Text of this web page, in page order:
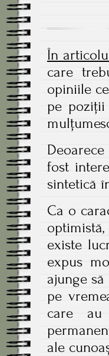
În
care
opiniile
pe
fost
sintetică
Ca o
existe
expus
ajunge
pe
care au
ale